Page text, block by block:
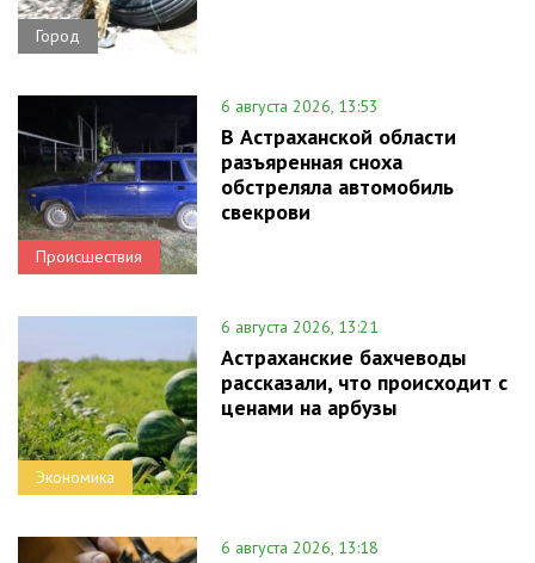
Город
Происшествия
6 августа 2026, 13:53
В Астраханской области
разъяренная сноха
обстреляла автомобиль
свекрови
Экономика
6 августа 2026, 13:21
Астраханские бахчеводы
рассказали, что происходит с
ценами на арбузы
6 августа 2026, 13:18